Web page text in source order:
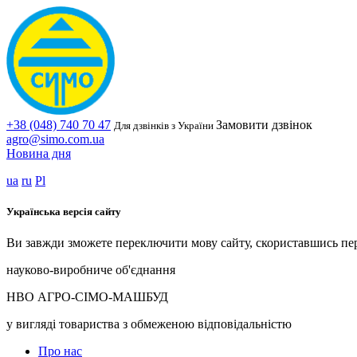
+38 (048) 740 70 47 Для дзвінків з України Замовити дзвінок
agro@simo.com.ua
Новина дня
ua ru Pl
Українська версія сайту
Ви завжди зможете переключити мову сайту, скориставшись
науково-виробниче об'єднання
НВО АГРО-СІМО-МАШБУД
у вигляді товариства з обмеженою відповідальністю
Про нас